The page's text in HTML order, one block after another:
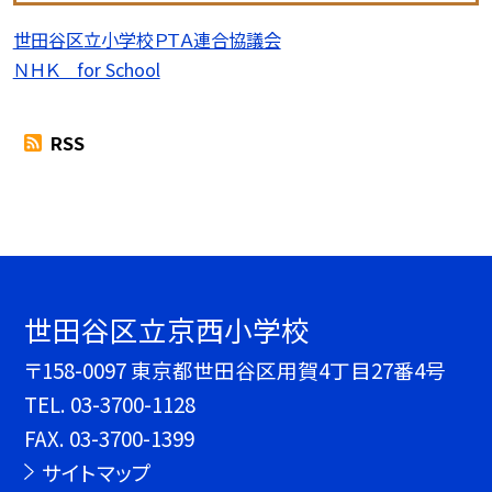
世田谷区立小学校ＰＴＡ連合協議会
ＮＨＫ for School
RSS
世田谷区立京西小学校
〒158-0097 東京都世田谷区用賀4丁目27番4号
TEL. 03-3700-1128
FAX. 03-3700-1399
サイトマップ